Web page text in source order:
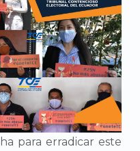
para erradicar este